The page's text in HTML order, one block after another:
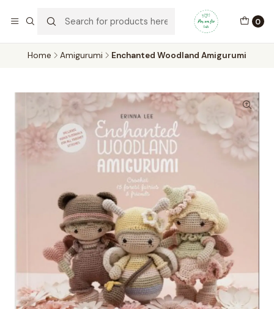
0
No concelho de Oeiras a entrega pode ser feita em mãos.
Home Amigurumi Enchanted Woodland Amigurumi